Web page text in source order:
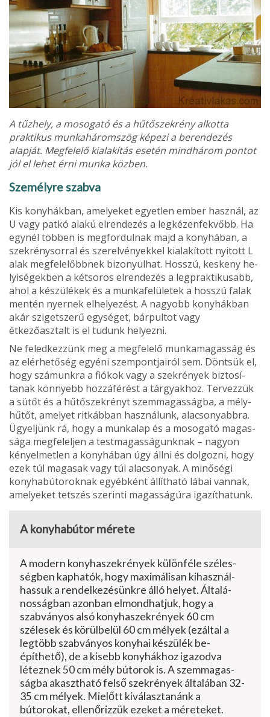
A tűzhely, a mosogató és a hűtőszekrény alkotta
praktikus munka­háromszög képezi a berendezés
alapját. Megfelelő kialakítás esetén mindhárom pontot
jól el lehet érni munka közben.
Személyre szabva
Kis konyhákban, amelyeket egyetlen ember használ, az
U vagy patkó alakú elrendezés a legkézenfekvőbb. Ha
egynél többen is megfordulnak majd a konyhában, a
szekrénysorral és szerelvényekkel kialakított nyitott L
alak megfelelőbbnek bizonyulhat. Hosszú, keskeny he­
lyiségekben a kétsoros elrendezés a legpraktikusabb,
ahol a készülékek és a munkafelületek a hosszú falak
mentén nyernek elhelyezést. A nagyobb konyhákban
akár szigetszerű egységet, bárpultot vagy
étkezőasztalt is el tudunk helyezni.
Ne feledkezzünk meg a megfelelő munkamagasság és
az elérhetőség egyéni szempontjairól sem. Döntsük el,
hogy számunkra a fiókok vagy a szekrények biztosí­
tanak könnyebb hozzáférést a tárgyakhoz. Tervezzük
a sütőt és a hűtőszekrényt szemmagasságba, a mély­
hűtőt, amelyet ritkábban használunk, alacsonyabbra.
Ügyeljünk rá, hogy a munkalap és a mosogató magas­
sága megfeleljen a testmagasságunknak – nagyon
kényelmetlen a konyhában úgy állni és dolgozni, hogy
ezek túl magasak vagy túl alacsonyak. A minőségi
konyhabútoroknak egyébként állítható lábai vannak,
amelyeket tetszés szerinti magasságúra igazíthatunk.
A konyhabútor mérete
A modern konyhaszekrények különféle széles­
ségben kaphatók, hogy maximálisan kihasznál­
hassuk a rendelkezésünkre álló helyet. Általá­
nosságban azonban elmondhatjuk, hogy a
szabványos alsó konyhaszekrények 60 cm
szélesek és körülbelül 60 cm mélyek (ezáltal a
legtöbb szabványos konyhai készülék be­
építhető), de a kisebb konyhákhoz igazodva
léteznek 50 cm mély bútorok is. A szemmagas­
ságba akasztható felső szekrények általában 32-
35 cm mélyek. Mielőtt kiválasztanánk a
bútorokat, ellenőrizzük ezeket a méreteket.